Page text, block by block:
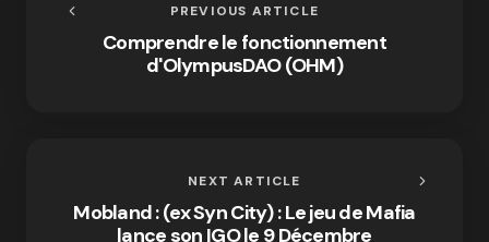
PREVIOUS ARTICLE
Comprendre le fonctionnement
d'OlympusDAO (OHM)
NEXT ARTICLE
Mobland : (ex Syn City) : Le jeu de Mafia
lance son IGO le 9 Décembre